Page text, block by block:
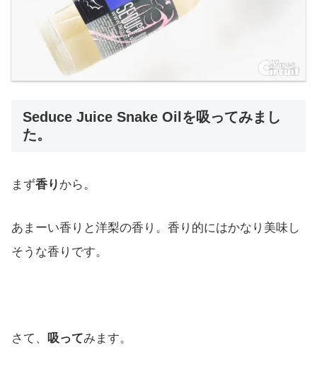
Seduce Juice Snake Oilを吸ってみまし
た。
まず香り から。
あまーい香りと洋梨の香り。香り的にはかなり美味し
そうな香りです。
さて、 吸ってみます。